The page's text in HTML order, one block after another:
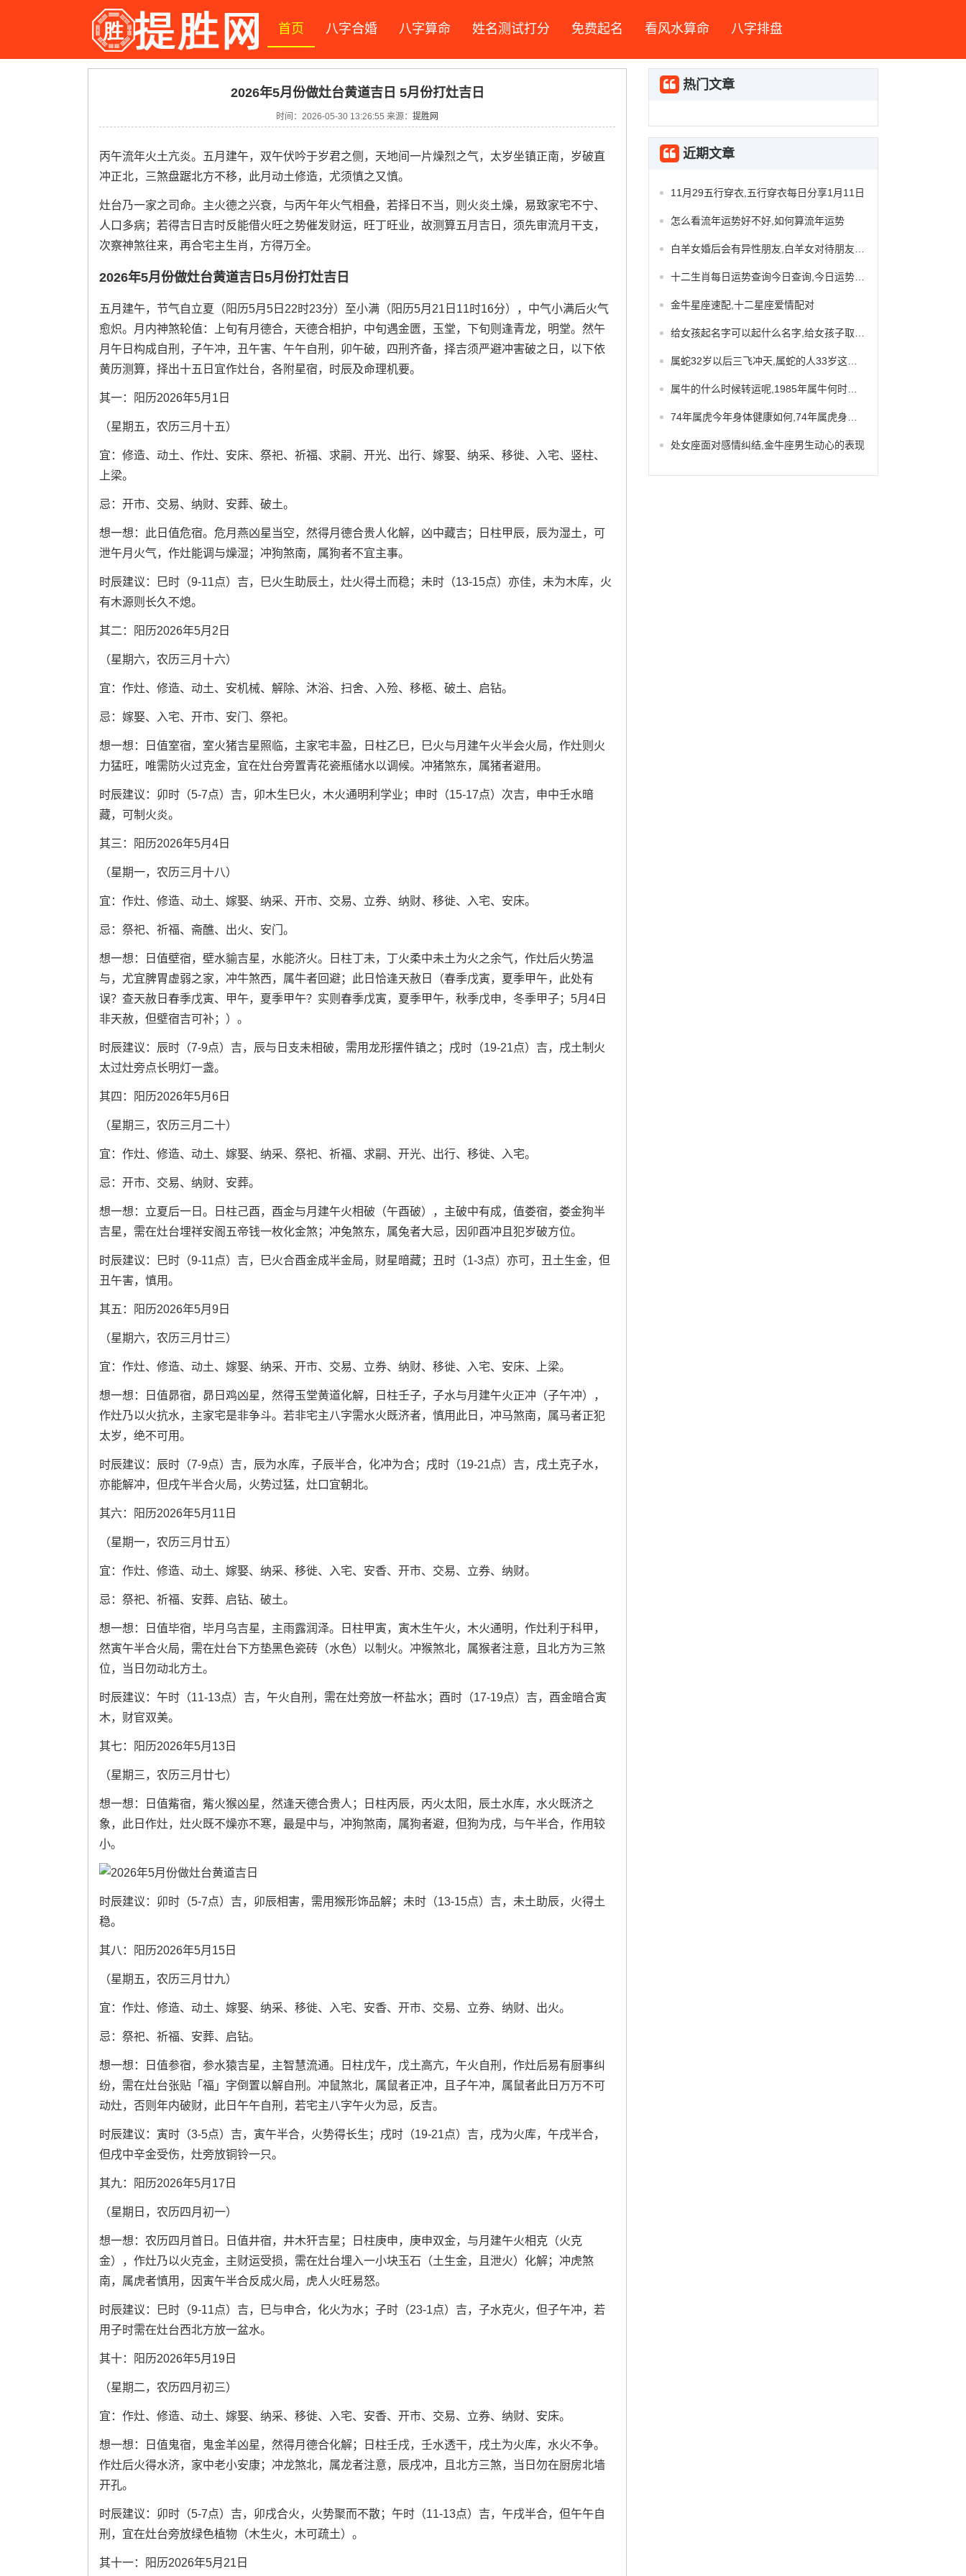
首页 八字合婚 八字算命 姓名测试打分 免费起名 看风水算命 八字排盘
2026年5月份做灶台黄道吉日 5月份打灶吉日
时间：2026-05-30 13:26:55 来源： 提胜网
丙午流年火土亢炎。五月建午，双午伏吟于岁君之侧，天地间一片燥烈之气，太岁坐镇正南，岁破直
冲正北，三煞盘踞北方不移，此月动土修造，尤须慎之又慎。
灶台乃一家之司命。主火德之兴衰，与丙午年火气相叠，若择日不当，则火炎土燥，易致家宅不宁、
人口多病；若得吉日吉时反能借火旺之势催发财运，旺丁旺业，故测算五月吉日，须先审流月干支，
次察神煞往来，再合宅主生肖，方得万全。
2026年5月份做灶台黄道吉日5月份打灶吉日
五月建午，节气自立夏（阳历5月5日22时23分）至小满（阳历5月21日11时16分），中气小满后火气
愈炽。月内神煞轮值：上旬有月德合，天德合相护，中旬遇金匮，玉堂，下旬则逢青龙，明堂。然午
月午日构成自刑，子午冲，丑午害、午午自刑，卯午破，四刑齐备，择吉须严避冲害破之日，以下依
黄历测算，择出十五日宜作灶台，各附星宿，时辰及命理机要。
其一：阳历2026年5月1日
（星期五，农历三月十五）
宜：修造、动土、作灶、安床、祭祀、祈福、求嗣、开光、出行、嫁娶、纳采、移徙、入宅、竖柱、
上梁。
忌：开市、交易、纳财、安葬、破土。
想一想：此日值危宿。危月燕凶星当空，然得月德合贵人化解，凶中藏吉；日柱甲辰，辰为湿土，可
泄午月火气，作灶能调与燥湿；冲狗煞南，属狗者不宜主事。
时辰建议：巳时（9-11点）吉，巳火生助辰土，灶火得土而稳；未时（13-15点）亦佳，未为木库，火
有木源则长久不熄。
其二：阳历2026年5月2日
（星期六，农历三月十六）
宜：作灶、修造、动土、安机械、解除、沐浴、扫舍、入殓、移柩、破土、启钻。
忌：嫁娶、入宅、开市、安门、祭祀。
想一想：日值室宿，室火猪吉星照临，主家宅丰盈，日柱乙巳，巳火与月建午火半会火局，作灶则火
力猛旺，唯需防火过克金，宜在灶台旁置青花瓷瓶储水以调候。冲猪煞东，属猪者避用。
时辰建议：卯时（5-7点）吉，卯木生巳火，木火通明利学业；申时（15-17点）次吉，申中壬水暗
藏，可制火炎。
其三：阳历2026年5月4日
（星期一，农历三月十八）
宜：作灶、修造、动土、嫁娶、纳采、开市、交易、立券、纳财、移徙、入宅、安床。
忌：祭祀、祈福、斋醮、出火、安门。
想一想：日值壁宿，壁水貐吉星，水能济火。日柱丁未，丁火柔中未土为火之余气，作灶后火势温
与，尤宜脾胃虚弱之家，冲牛煞西，属牛者回避；此日恰逢天赦日（春季戊寅，夏季甲午，此处有
误？查天赦日春季戊寅、甲午，夏季甲午？实则春季戊寅，夏季甲午，秋季戊申，冬季甲子；5月4日
非天赦，但壁宿吉可补；）。
时辰建议：辰时（7-9点）吉，辰与日支未相破，需用龙形摆件镇之；戌时（19-21点）吉，戌土制火
太过灶旁点长明灯一盏。
其四：阳历2026年5月6日
（星期三，农历三月二十）
宜：作灶、修造、动土、嫁娶、纳采、祭祀、祈福、求嗣、开光、出行、移徙、入宅。
忌：开市、交易、纳财、安葬。
想一想：立夏后一日。日柱己酉，酉金与月建午火相破（午酉破），主破中有成，值娄宿，娄金狗半
吉星，需在灶台埋祥安阁五帝钱一枚化金煞；冲兔煞东，属兔者大忌，因卯酉冲且犯岁破方位。
时辰建议：巳时（9-11点）吉，巳火合酉金成半金局，财星暗藏；丑时（1-3点）亦可，丑土生金，但
丑午害，慎用。
其五：阳历2026年5月9日
（星期六，农历三月廿三）
宜：作灶、修造、动土、嫁娶、纳采、开市、交易、立券、纳财、移徙、入宅、安床、上梁。
想一想：日值昴宿，昴日鸡凶星，然得玉堂黄道化解，日柱壬子，子水与月建午火正冲（子午冲），
作灶乃以火抗水，主家宅是非争斗。若非宅主八字需水火既济者，慎用此日，冲马煞南，属马者正犯
太岁，绝不可用。
时辰建议：辰时（7-9点）吉，辰为水库，子辰半合，化冲为合；戌时（19-21点）吉，戌土克子水，
亦能解冲，但戌午半合火局，火势过猛，灶口宜朝北。
其六：阳历2026年5月11日
（星期一，农历三月廿五）
宜：作灶、修造、动土、嫁娶、纳采、移徙、入宅、安香、开市、交易、立券、纳财。
忌：祭祀、祈福、安葬、启钻、破土。
想一想：日值毕宿，毕月乌吉星，主雨露润泽。日柱甲寅，寅木生午火，木火通明，作灶利于科甲，
然寅午半合火局，需在灶台下方垫黑色瓷砖（水色）以制火。冲猴煞北，属猴者注意，且北方为三煞
位，当日勿动北方土。
时辰建议：午时（11-13点）吉，午火自刑，需在灶旁放一杯盐水；酉时（17-19点）吉，酉金暗合寅
木，财官双美。
其七：阳历2026年5月13日
（星期三，农历三月廿七）
想一想：日值觜宿，觜火猴凶星，然逢天德合贵人；日柱丙辰，丙火太阳，辰土水库，水火既济之
象，此日作灶，灶火既不燥亦不寒，最是中与，冲狗煞南，属狗者避，但狗为戌，与午半合，作用较
小。
时辰建议：卯时（5-7点）吉，卯辰相害，需用猴形饰品解；未时（13-15点）吉，未土助辰，火得土
稳。
其八：阳历2026年5月15日
（星期五，农历三月廿九）
宜：作灶、修造、动土、嫁娶、纳采、移徙、入宅、安香、开市、交易、立券、纳财、出火。
忌：祭祀、祈福、安葬、启钻。
想一想：日值参宿，参水猿吉星，主智慧流通。日柱戊午，戊土高亢，午火自刑，作灶后易有厨事纠
纷，需在灶台张贴「福」字倒置以解自刑。冲鼠煞北，属鼠者正冲，且子午冲，属鼠者此日万万不可
动灶，否则年内破财，此日午午自刑，若宅主八字午火为忌，反吉。
时辰建议：寅时（3-5点）吉，寅午半合，火势得长生；戌时（19-21点）吉，戌为火库，午戌半合，
但戌中辛金受伤，灶旁放铜铃一只。
其九：阳历2026年5月17日
（星期日，农历四月初一）
想一想：农历四月首日。日值井宿，井木犴吉星；日柱庚申，庚申双金，与月建午火相克（火克
金），作灶乃以火克金，主财运受损，需在灶台埋入一小块玉石（土生金，且泄火）化解；冲虎煞
南，属虎者慎用，因寅午半合反成火局，虎人火旺易怒。
时辰建议：巳时（9-11点）吉，巳与申合，化火为水；子时（23-1点）吉，子水克火，但子午冲，若
用子时需在灶台西北方放一盆水。
其十：阳历2026年5月19日
（星期二，农历四月初三）
宜：作灶、修造、动土、嫁娶、纳采、移徙、入宅、安香、开市、交易、立券、纳财、安床。
想一想：日值鬼宿，鬼金羊凶星，然得月德合化解；日柱壬戌，壬水透干，戌土为火库，水火不争。
作灶后火得水济，家中老小安康；冲龙煞北，属龙者注意，辰戌冲，且北方三煞，当日勿在厨房北墙
开孔。
时辰建议：卯时（5-7点）吉，卯戌合火，火势聚而不散；午时（11-13点）吉，午戌半合，但午午自
刑，宜在灶台旁放绿色植物（木生火，木可疏土）。
其十一：阳历2026年5月21日
热门文章
近期文章
11月29五行穿衣,五行穿衣每日分享1月11日
怎么看流年运势好不好,如何算流年运势
金牛星座速配,十二星座爱情配对
处女座面对感情纠结,金牛座男生动心的表现